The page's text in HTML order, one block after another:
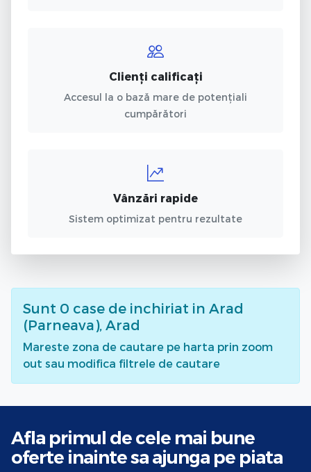
Clienți calificați
Accesul la o bază mare de potențiali
cumpărători
Vânzări rapide
Sistem optimizat pentru rezultate
Sunt 0 case de inchiriat in Arad
(Parneava), Arad
Mareste zona de cautare pe harta prin zoom
out sau modifica filtrele de cautare
Afla primul de cele mai bune
oferte inainte sa ajunga pe piata